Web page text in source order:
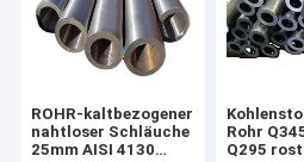
ROHR-kaltbezogener
nahtloser Schläuche
25mm AISI 4130
Rohr
Q295